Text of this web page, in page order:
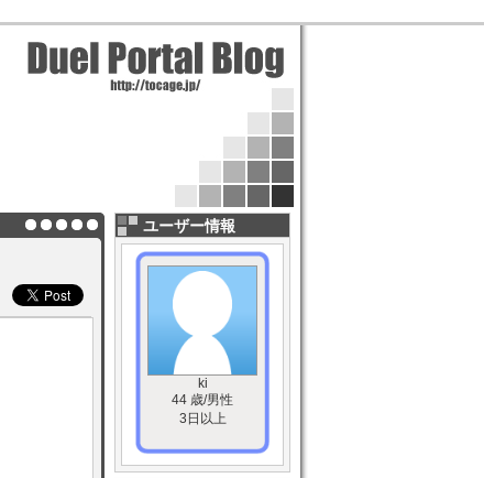
ユーザー情報
ki
44 歳/男性
3日以上